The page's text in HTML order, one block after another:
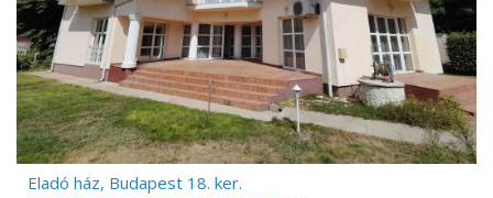
Eladó ház, Budapest 18. ker.